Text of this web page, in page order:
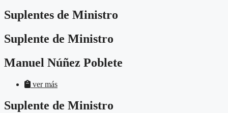
Suplentes de Ministro
Suplente de Ministro
Manuel Núñez Poblete
ver más
Suplente de Ministro